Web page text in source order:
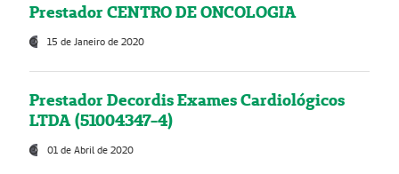
Prestador CENTRO DE ONCOLOGIA
15 de Janeiro de 2020
Prestador Decordis Exames Cardiológicos
LTDA (51004347-4)
01 de Abril de 2020